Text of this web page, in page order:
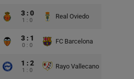
3 : 0
1 : 0
Real Oviedo
3 : 1
0 : 0
FC Barcelona
1 : 2
1 : 0
Rayo Vallecano